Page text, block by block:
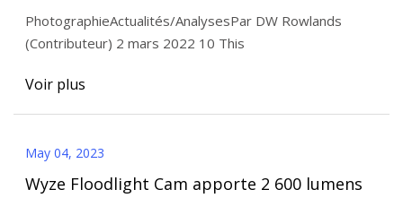
PhotographieActualités/AnalysesPar DW Rowlands
(Contributeur) 2 mars 2022 10 This
Voir plus
May 04, 2023
Wyze Floodlight Cam apporte 2 600 lumens